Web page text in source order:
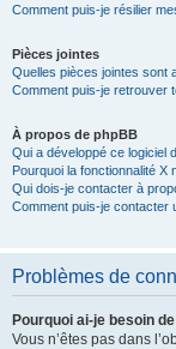
Comment puis-je résilier
Pièces jointes
Quelles pièces jointes sont
Comment puis-je retrouver
À propos de phpBB
Qui a développé ce logiciel
Pourquoi la fonctionnalité X
Qui dois-je contacter à
Comment puis-je contacter
Problèmes de
Pourquoi ai-je besoin
Vous n’êtes pas dans